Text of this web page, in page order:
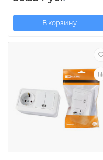
В корзину